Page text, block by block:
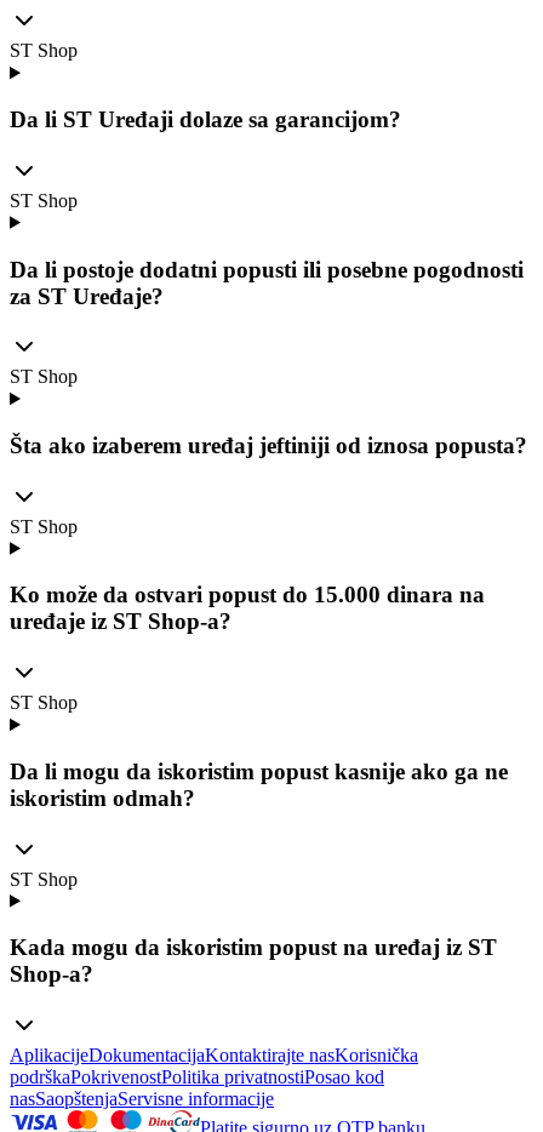
ST Shop
Da li ST Uređaji dolaze sa garancijom?
ST Shop
Da li postoje dodatni popusti ili posebne pogodnosti
za ST Uređaje?
ST Shop
Šta ako izaberem uređaj jeftiniji od iznosa popusta?
ST Shop
Ko može da ostvari popust do 15.000 dinara na
uređaje iz ST Shop-a?
ST Shop
Da li mogu da iskoristim popust kasnije ako ga ne
iskoristim odmah?
ST Shop
Kada mogu da iskoristim popust na uređaj iz ST
Shop-a?
AplikacijeDokumentacijaKontaktirajte nasKorisnička
podrškaPokrivenostPolitika privatnostiPosao kod
nasSaopštenjaServisne informacije
Platite sigurno uz OTP banku